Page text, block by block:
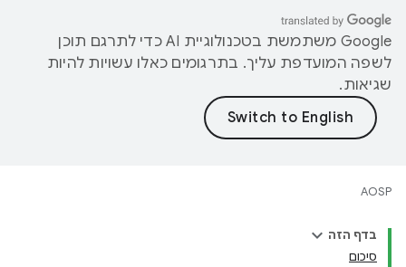
‫Google משתמשת בטכנולוגיית AI כדי לתרגם תוכן
לשפה המועדפת עליך. בתרגומים כאלו עשויות להיות
שגיאות.
AOSP
בדף הזה
סיכום